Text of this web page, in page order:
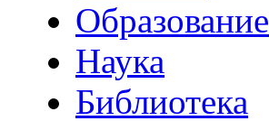
Образование
Наука
Библиотека